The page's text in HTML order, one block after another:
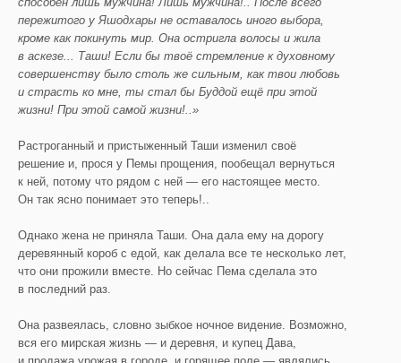
пережитого уЯшодхары не оставалось иного выбора,
кроме как покинуть мир. Она остригла волосы и жила
в аскезе... Таши! Если бы твоё стремление к духовному
совершенству было столь же сильным, как твои любовь
и страсть ко мне, ты стал бы Буддой ещё при этой
жизни! При этой самой жизни!..»
Растроганный и пристыженный Таши изменил своё
решение и, прося у Пемы прощения, пообещал вернуться
к ней, потому что рядом с ней — его настоящее место.
Он так ясно понимает это теперь!..
Однако жена не приняла Таши. Она дала ему на дорогу
деревянный короб с едой, как делала все те несколько лет,
что они прожили вместе. Но сейчас Пема сделала это
в последний раз.
Она развеялась, словно зыбкое ночное видение. Возможно,
вся его мирская жизнь — и деревня, и купец Дава,